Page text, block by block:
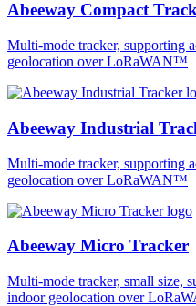
Abeeway Compact
Multi-mode tracker, supporting
geolocation over LoRaWAN™
Abeeway Industrial
Multi-mode tracker, supporting
geolocation over LoRaWAN™
Abeeway Micro Tracker
Multi-mode tracker, small size,
indoor geolocation over